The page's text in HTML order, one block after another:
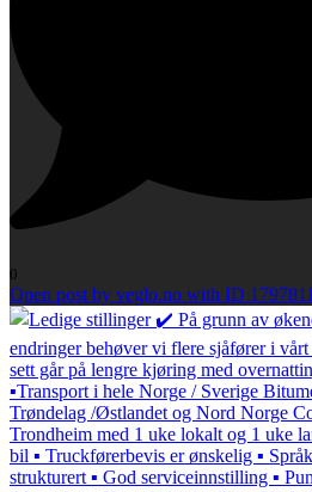
0
Open post by veglo.no with ID